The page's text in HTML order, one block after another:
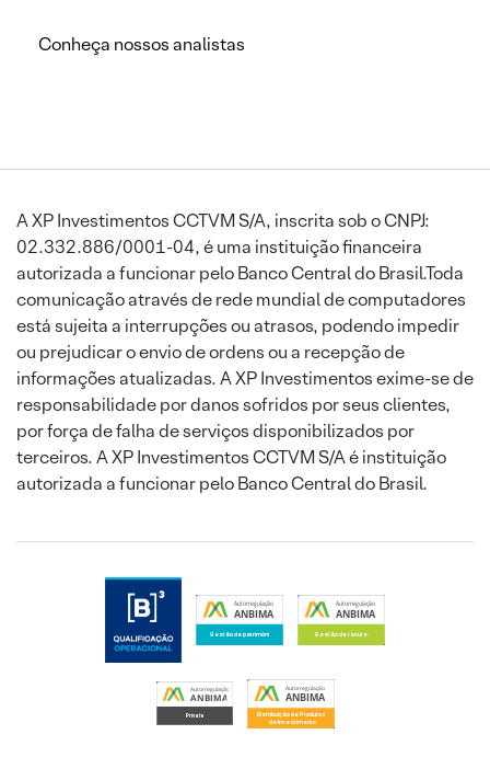
Conheça nossos analistas
A XP Investimentos CCTVM S/A, inscrita sob o CNPJ:
02.332.886/0001-04, é uma instituição financeira
autorizada a funcionar pelo Banco Central do Brasil.Toda
comunicação através de rede mundial de computadores
está sujeita a interrupções ou atrasos, podendo impedir
ou prejudicar o envio de ordens ou a recepção de
informações atualizadas. A XP Investimentos exime-se de
responsabilidade por danos sofridos por seus clientes,
por força de falha de serviços disponibilizados por
terceiros. A XP Investimentos CCTVM S/A é instituição
autorizada a funcionar pelo Banco Central do Brasil.